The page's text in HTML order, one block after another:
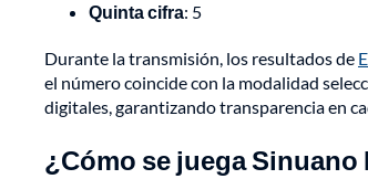
Quinta cifra: 5
Durante la transmisión, los resultados de
el número coincide con la modalidad
digitales, garantizando transparencia en
¿Cómo se juega Sinuano